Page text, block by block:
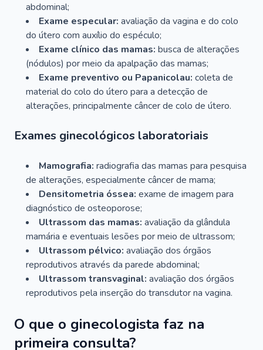
abdominal;
Exame especular: avaliação da vagina e do colo
do útero com auxílio do espéculo;
Exame clínico das mamas: busca de alterações
(nódulos) por meio da apalpação das mamas;
Exame preventivo ou Papanicolau: coleta de
material do colo do útero para a detecção de
alterações, principalmente câncer de colo de útero.
Exames ginecológicos laboratoriais
Mamografia: radiografia das mamas para pesquisa
de alterações, especialmente câncer de mama;
Densitometria óssea: exame de imagem para
diagnóstico de osteoporose;
Ultrassom das mamas: avaliação da glândula
mamária e eventuais lesões por meio de ultrassom;
Ultrassom pélvico: avaliação dos órgãos
reprodutivos através da parede abdominal;
Ultrassom transvaginal: avaliação dos órgãos
reprodutivos pela inserção do transdutor na vagina.
O que o ginecologista faz na
primeira consulta?